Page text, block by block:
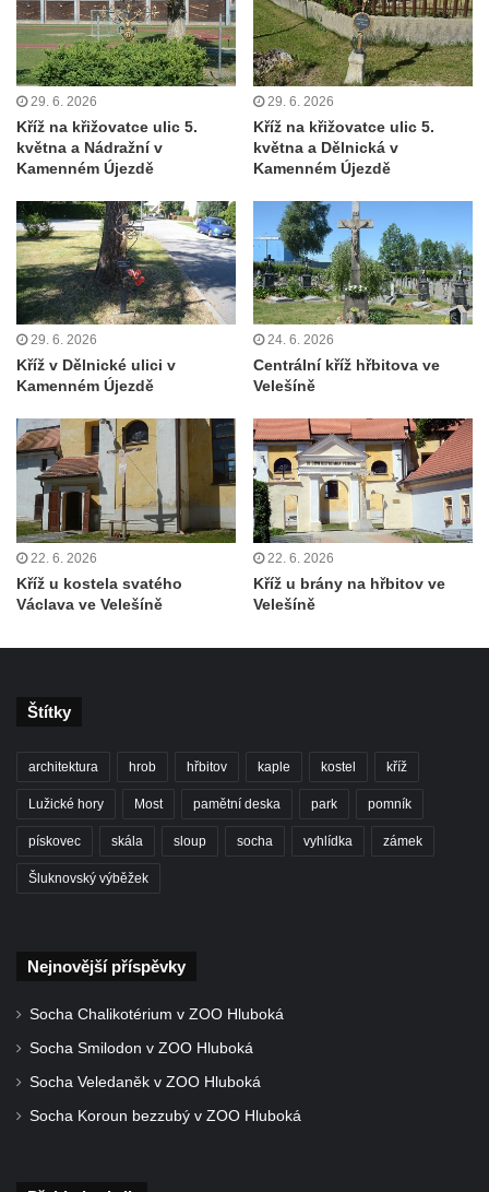
zámku v Teplicích nad Metují
Kříž na náměstí Aloise Jiráska v Teplicích
nad Metují
Teplicích nad Metují
Kříž na hřbitově v Teplicích nad Metují
Boží muka nad pramenem U svatého
Antoníčka v Teplicích nad Metují
Kříž u kostela Nanebevzetí Panny Marie v
Polici nad Metují
Pánův kříž v Broumovských stěnách
Machovský kříž v Broumovských stěnách
Kříž pod domem čp. 177 na Vlčí Hoře
Centrální kříž hřbitova Vlčí Hora
Kříž u domu čp. 128 na Vlčí Hoře
Kříž u domu čp. 79 v ulici Salmovská ve
Velkém Šenově
Kříž naproti domu čp. 23 v ulici Salmovská
Vilouni v Třebívlicích
Centrální kříž hřbitova Šumburk nad
Desnou v Tanvaldu
Kříž u kostela svatého Františka z Assisi v
29. 6. 2026
Kříž na křižovatce ulic 5.
května a Nádražní v
Kamenném Újezdě
29. 6. 2026
Kříž na křižovatce ulic 5.
května a Dělnická v
Kamenném Újezdě
29. 6. 2026
Kříž v Dělnické ulici v
Kamenném Újezdě
24. 6. 2026
Centrální kříž hřbitova ve
Velešíně
22. 6. 2026
Kříž u kostela svatého
Václava ve Velešíně
22. 6. 2026
Kříž u brány na hřbitov ve
Velešíně
Štítky
architektura hrob hřbitov kaple kostel kříž
Lužické hory Most pamětní deska park pomník
pískovec skála sloup socha vyhlídka zámek
Šluknovský výběžek
Nejnovější příspěvky
Socha Chalikotérium v ZOO Hluboká
Socha Smilodon v ZOO Hluboká
Socha Veledaněk v ZOO Hluboká
Socha Koroun bezzubý v ZOO Hluboká